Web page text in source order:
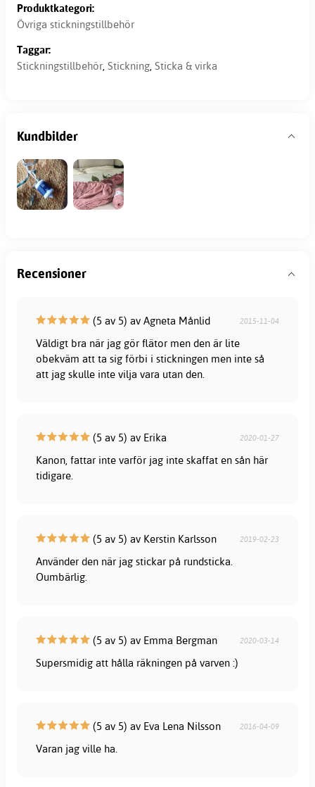
Produktkategori:
Övriga stickningstillbehör
Taggar:
Stickningstillbehör, Stickning, Sticka & virka
Kundbilder
Recensioner
(5 av 5) av Agneta Månlid 2015-11-04
Väldigt bra när jag gör flätor men den är lite
obekväm att ta sig förbi i stickningen men inte så
att jag skulle inte vilja vara utan den.
(5 av 5) av Erika 2020-01-27
Kanon, fattar inte varför jag inte skaffat en sån här
tidigare.
(5 av 5) av Kerstin Karlsson 2019-02-23
Använder den när jag stickar på rundsticka.
Oumbärlig.
(5 av 5) av Emma Bergman 2020-03-14
Supersmidig att hålla räkningen på varven :)
(5 av 5) av Eva Lena Nilsson 2016-04-09
Varan jag ville ha.